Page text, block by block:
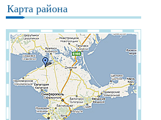
Карта района